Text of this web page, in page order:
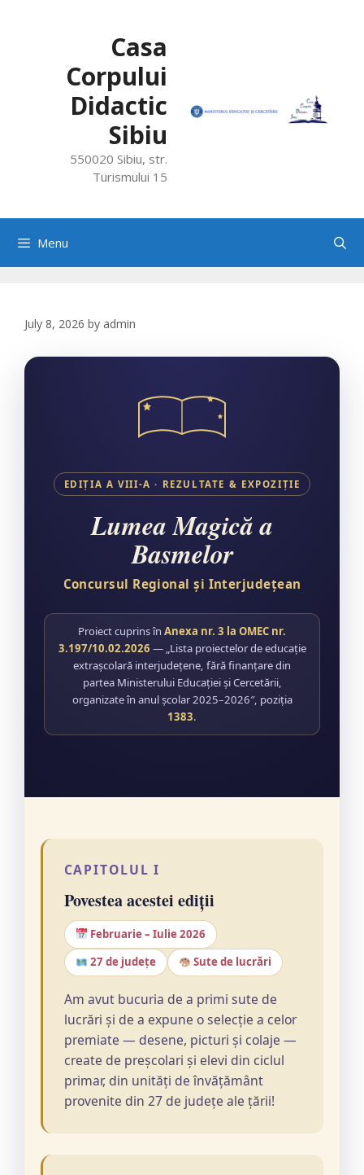
Casa
Corpului
Didactic
Sibiu
550020 Sibiu, str.
Turismului 15
Menu
July 8, 2026 by admin
EDIȚIA A VIII-A · REZULTATE & EXPOZIȚIE
Lumea Magică a
Basmelor
Concursul Regional și Interjudețean
Proiect cuprins în Anexa nr. 3 la OMEC nr.
3.197/10.02.2026 — „Lista proiectelor de educație
extrașcolară interjudețene, fără finanțare din
partea Ministerului Educației și Cercetării,
organizate în anul școlar 2025–2026″, poziția
1383.
CAPITOLUL I
Povestea acestei ediții
Februarie – Iulie 2026
27 de județe
Sute de lucrări
Am avut bucuria de a primi sute de
lucrări și de a expune o selecție a celor
premiate — desene, picturi și colaje —
create de preșcolari și elevi din ciclul
primar, din unități de învățământ
provenite din 27 de județe ale țării!